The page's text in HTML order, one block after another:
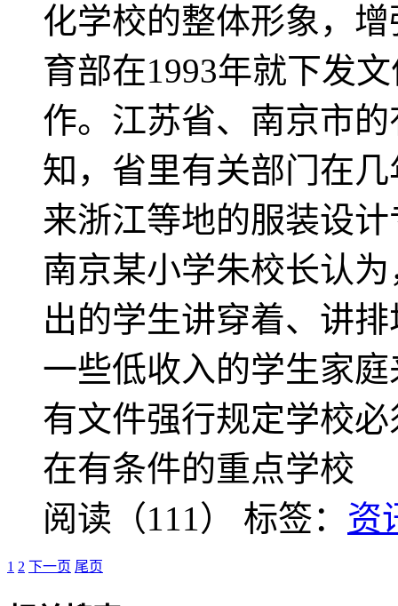
化学校的整体形象，
育部在1993年就下发
作。江苏省、南京市
知，省里有关部门在
来浙江等地的服装设
南京某小学朱校长认
出的学生讲穿着、讲
一些低收入的学生家
有文件强行规定学校
在有条件的重点学校
阅读（111） 标签： 资
1 2 下一页 尾页